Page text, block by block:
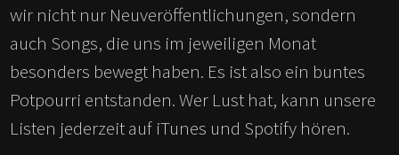
wir nicht nur Neuveröffentlichungen, sondern
auch Songs, die uns im jeweiligen Monat
besonders bewegt haben. Es ist also ein buntes
Potpourri entstanden. Wer Lust hat, kann unsere
Listen jederzeit auf iTunes und Spotify hören.